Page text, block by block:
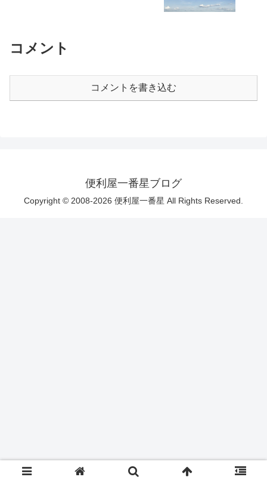
コメント
コメントを書き込む
便利屋一番星ブログ
Copyright © 2008-2026 便利屋一番星 All Rights Reserved.